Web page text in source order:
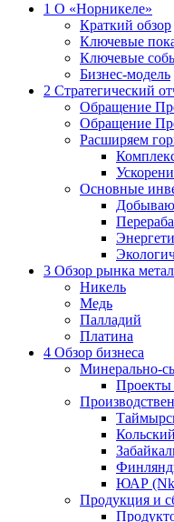
1 О «Норникеле»
Краткий обзор
Ключевые
Ключевые
Бизнес-модель
2 Стратегический
Обращение
Обращение
Расширяем
Основные
3 Обзор рынка
Никель
Медь
Палладий
Платина
4 Обзор бизнеса
Минерально-
Проекты
ЮАР
Продукция и